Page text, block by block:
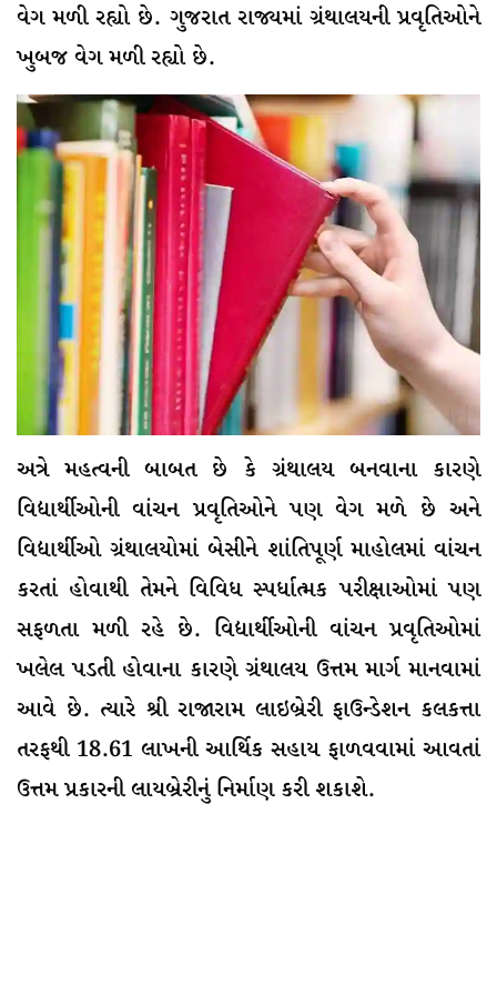
વેગ મળી રહ્યો છે. ગુજરાત રાજ્યમાં ગ્રંથાલયની પ્રવૃતિઓને
ખુબજ વેગ મળી રહ્યો છે.
અત્રે મહત્વની બાબત છે કે ગ્રંથાલય બનવાના કારણે
વિદ્યાર્થીઓની વાંચન પ્રવૃતિઓને પણ વેગ મળે છે અને
વિદ્યાર્થીઓ ગ્રંથાલયોમાં બેસીને શાંતિપૂર્ણ માહોલમાં વાંચન
કરતાં હોવાથી તેમને વિવિધ સ્પર્ધાત્મક પરીક્ષાઓમાં પણ
સફળતા મળી રહે છે. વિદ્યાર્થીઓની વાંચન પ્રવૃતિઓમાં
ખલેલ પડતી હોવાના કારણે ગ્રંથાલય ઉત્તમ માર્ગ માનવામાં
આવે છે. ત્યારે શ્રી રાજારામ લાઇબ્રેરી ફાઉન્ડેશન કલકત્તા
તરફથી 18.61 લાખની આર્થિક સહાય ફાળવવામાં આવતાં
ઉત્તમ પ્રકારની લાયબ્રેરીનું નિર્માણ કરી શકાશે.